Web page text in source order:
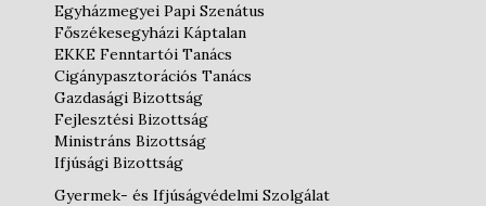
Egyházmegyei Papi Szenátus
Főszékesegyházi Káptalan
EKKE Fenntartói Tanács
Cigánypasztorációs Tanács
Gazdasági Bizottság
Fejlesztési Bizottság
Ministráns Bizottság
Ifjúsági Bizottság
Gyermek- és Ifjúságvédelmi Szolgálat